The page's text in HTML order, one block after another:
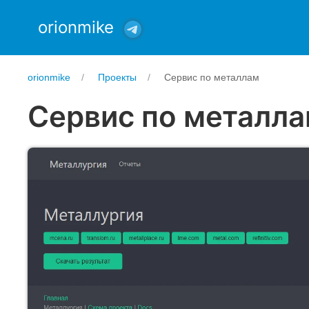
orionmike
orionmike Проекты Сервис по металлам
Сервис по